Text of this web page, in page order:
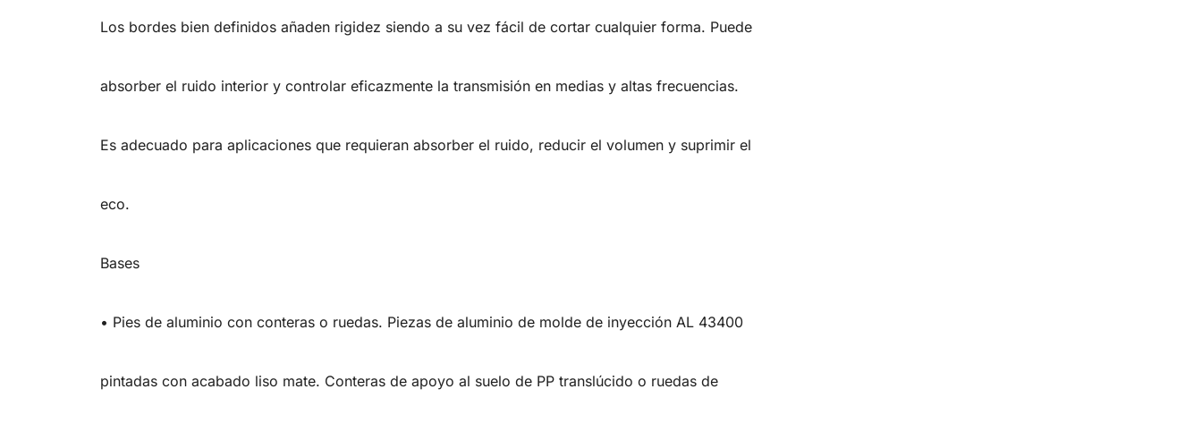
Los bordes bien definidos añaden rigidez siendo a su vez fácil de cortar cualquier forma. Puede
absorber el ruido interior y controlar eficazmente la transmisión en medias y altas frecuencias.
Es adecuado para aplicaciones que requieran absorber el ruido, reducir el volumen y suprimir el
eco.
Bases
• Pies de aluminio con conteras o ruedas. Piezas de aluminio de molde de inyección AL 43400
pintadas con acabado liso mate. Conteras de apoyo al suelo de PP translúcido o ruedas de